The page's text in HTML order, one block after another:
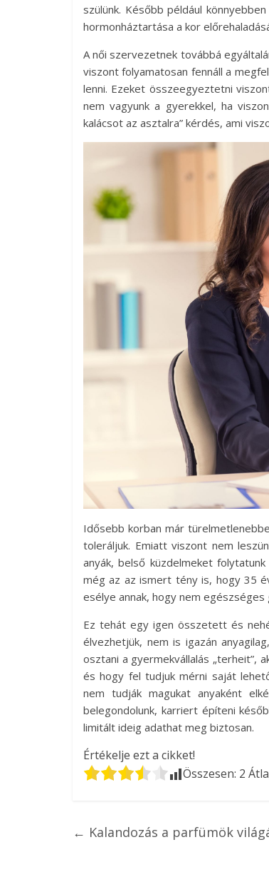
szülünk. Később például
hormonháztartása a kor
A női szervezetnek továbbá
viszont folyamatosan fennáll a
lenni. Ezeket összeegyeztetni
nem vagyunk a gyerekkel, ha
kalácsot az asztalra” kérdés, ami
Idősebb korban már
toleráljuk. Emiatt viszont nem
anyák, belső küzdelmeket
még az az ismert tény is, hogy 35
esélye annak, hogy nem
Ez tehát egy igen összetett és
élvezhetjük, nem is igazán
osztani a gyermekvállalás „terheit”,
és hogy fel tudjuk mérni saját
nem tudják magukat anyaként
belegondolunk, karriert építeni
limitált ideig adathat meg biztosan.
Értékelje ezt a cikket!
Összesen: 2
← Kalandozás a parfümök